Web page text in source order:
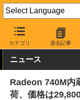
カテゴリ 過去記事
AKIBA PC Hotline! PC
ニュース
Radeon 740M内
荷、価格は